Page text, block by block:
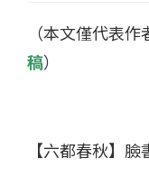
（本文僅代表
稿）
【六都春秋】臉